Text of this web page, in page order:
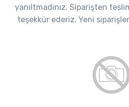
yanıltmadınız. Siparişten
teşekkür ederiz. Yeni